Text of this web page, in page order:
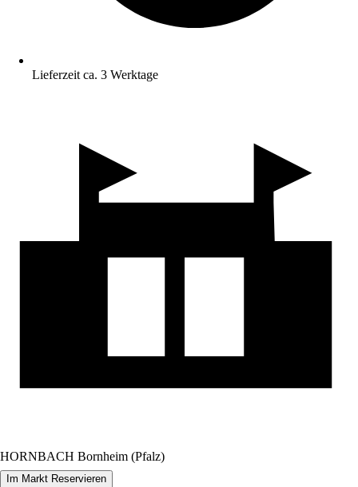
Lieferzeit ca. 3 Werktage
HORNBACH Bornheim (Pfalz)
Im Markt Reservieren